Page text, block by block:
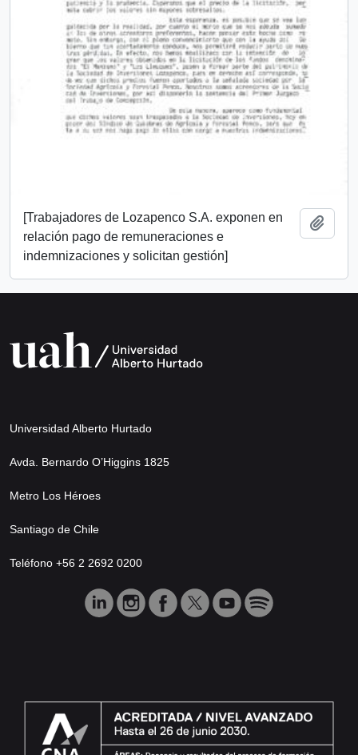
[Trabajadores de Lozapenco S.A. exponen en
relación pago de remuneraciones e
indemnizaciones y solicitan gestión]
Universidad Alberto Hurtado
Avda. Bernardo O’Higgins 1825
Metro Los Héroes
Santiago de Chile
Teléfono +56 2 2692 0200